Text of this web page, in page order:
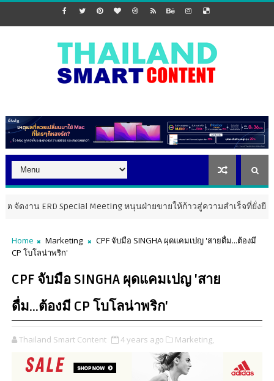
Special Meeting หนุนฝ่ายขายให้ก้าวสู่ความสำเร็จที่ยั่งยืน
Home Marketing
CPF จับมือ SINGHA ผุดแคมเปญ 'สายดื่ม...ต้องมี
CP โบโลน่าพริก'
CPF จับมือ SINGHA ผุดแคมเปญ 'สาย
ดื่ม...ต้องมี CP โบโลน่าพริก'
Thailand Smart Content 4 years ago Marketing,